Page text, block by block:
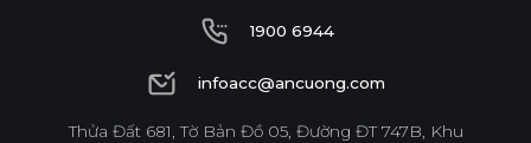
THÂN THIỆN MÔI TRƯỜNG1900 6944
1900 6944
infoacc@ancuong.com
infoacc@ancuong.com
Thửa Đất 681, Tờ Bản Đồ 05, Đường ĐT 747B, Khu